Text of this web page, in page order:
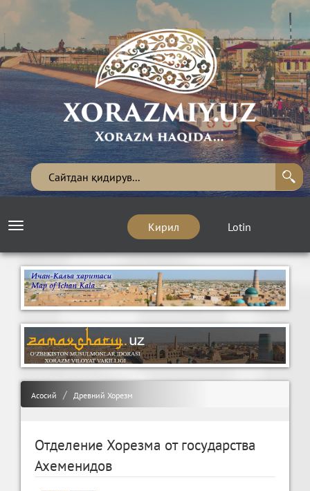
Кирил Lotin
Toggle
Асосий Древний Хорезм
Отделение Хорезма от государства
Ахеменидов